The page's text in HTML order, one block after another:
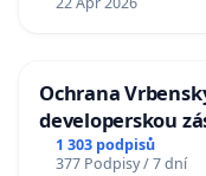
Ochrana
developerskou
1 303 podpisů
377 Podpisy / 7 dní